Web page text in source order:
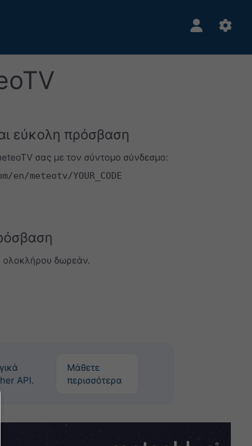
εύκολη πρόσβαση
σας με τον σύντομο σύνδεσμο:
en/meteotv/YOUR_CODE
ολοκλήρου δωρεάν.
API.
Μάθετε
περισσότερα